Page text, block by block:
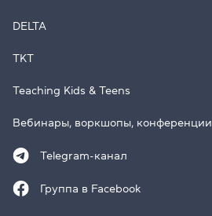
DELTA
TKT
Teaching Kids & Teens
Вебинары, воркшопы, конференции
Telegram-канал
Группа в Facebook